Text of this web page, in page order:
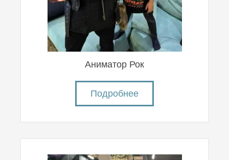
Аниматор Рок
Подробнее